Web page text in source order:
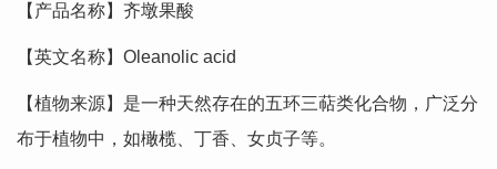
【产品名称】齐墩果酸
【英文名称】Oleanolic acid
【植物来源】是一种天然存在的五环三萜类化合物，广泛分
布于植物中，如橄榄、丁香、女贞子等。